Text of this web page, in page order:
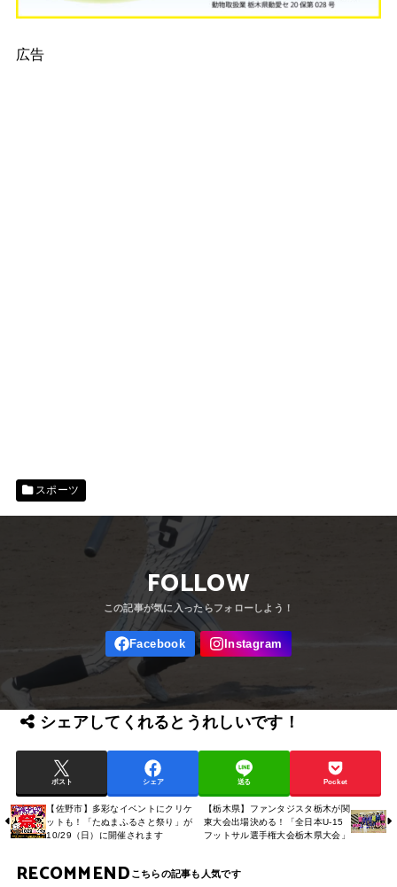
広告
スポーツ
FOLLOW
シェアしてくれるとうれしいです！
ポスト シェア 送る Pocket
【佐野市】多彩なイベントにクリケ
ットも！「たぬまふるさと祭り」が
10/29（日）に開催されます
【栃木県】ファンタジスタ栃木が関
東大会出場決める！「全日本U-15
フットサル選手権大会栃木県大会」
RECOMMEND